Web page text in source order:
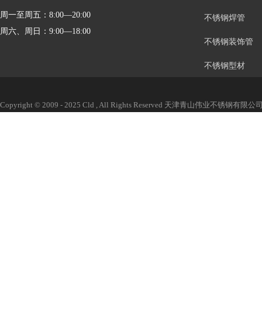
不锈钢焊管
不锈钢装饰管
不锈钢型材
Copyright © 2009 - 2025 Cld , All Rights Reserved 天津青山伟业不锈钢有限
周一至周五：8:00—20:00
周六、周日：9:00—18:00